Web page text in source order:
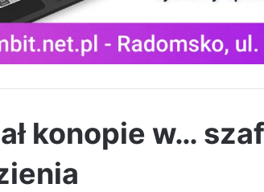
konopie w…